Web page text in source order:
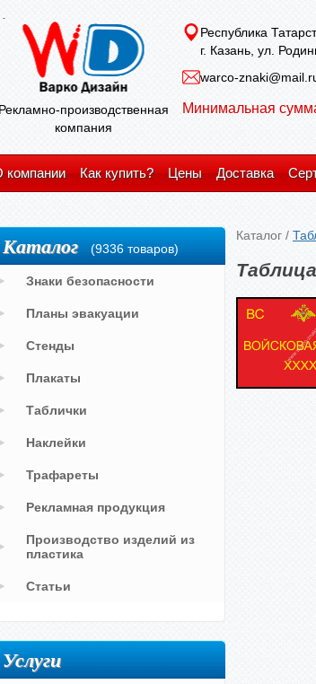
Рекламно-производственная
компания
Республика
г. Казань, ул.
warco-
Минимальная
компании Как купить? Цены Доставка
Каталог /
Каталог (9336 товаров)
Знаки безопасности
Планы эвакуации
Стенды
Плакаты
Таблички
Наклейки
Трафареты
Рекламная продукция
Производство изделий из
пластика
Статьи
Услуги